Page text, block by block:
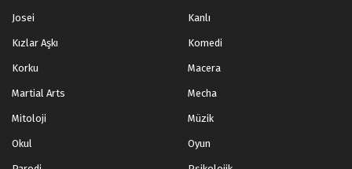
Josei Kanlı
Kızlar Aşkı Komedi
Korku Macera
Martial Arts Mecha
Mitoloji Müzik
Okul Oyun